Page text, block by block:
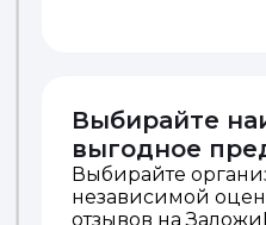
Выбирайте
выгодное
Выбирайте
независимой
отзывов на